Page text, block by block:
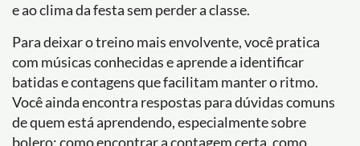
e ao clima da festa sem perder a classe.
Para deixar o treino mais envolvente, você pratica
com músicas conhecidas e aprende a identificar
batidas e contagens que facilitam manter o ritmo.
Você ainda encontra respostas para dúvidas comuns
de quem está aprendendo, especialmente sobre
bolero: como encontrar a contagem certa, como